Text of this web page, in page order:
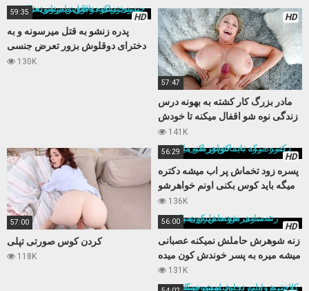
HD
59:35
پدره زنشو به قتل میرسونه و به
دخترای دوقلوش بزور تعرض جنسی
میکنه تابوی داستانی عالی
130K
HD
57:47
مادر بزرگ کار کشته به بهونه درس
زندگی نوه شو اقفال میکنه تا خودش
بعد مدتها حالی کنه
141K
57:00
کردن کوس صورتی تپلی
118K
HD
56:29
پسره زود تخماش پر اب میشه دکتره
میگه باید کوس بکنی اونم خواهرشو
میکنه
136K
HD
56:00
زنه شوهرش حاملش نمیکنه عصبانی
میشه میره به پسر خوندش کون میده
131K